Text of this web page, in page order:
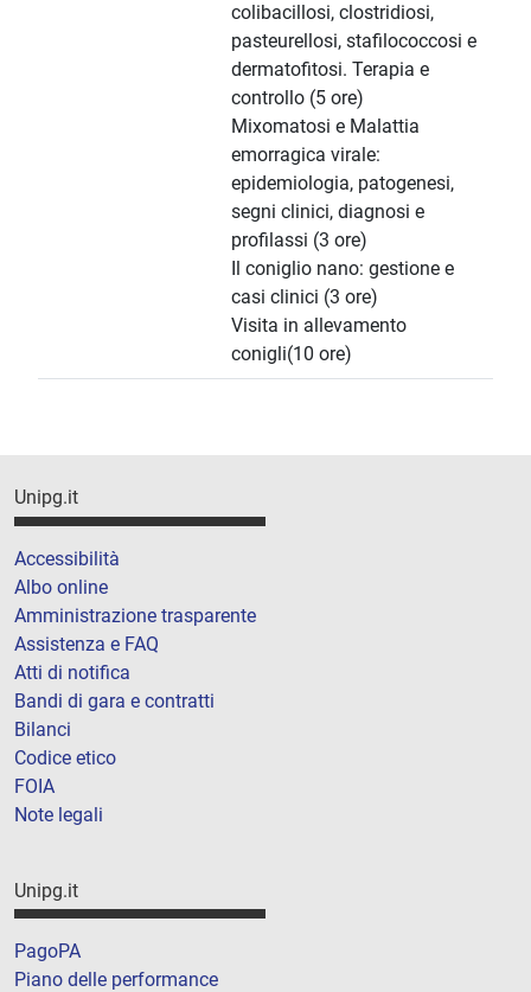
colibacillosi, clostridiosi,
pasteurellosi, stafilococcosi e
dermatofitosi. Terapia e
controllo (5 ore)
Mixomatosi e Malattia
emorragica virale:
epidemiologia, patogenesi,
segni clinici, diagnosi e
profilassi (3 ore)
Il coniglio nano: gestione e
casi clinici (3 ore)
Visita in allevamento
conigli(10 ore)
Unipg.it
Accessibilità
Albo online
Amministrazione trasparente
Assistenza e FAQ
Atti di notifica
Bandi di gara e contratti
Bilanci
Codice etico
FOIA
Note legali
Unipg.it
PagoPA
Piano delle performance